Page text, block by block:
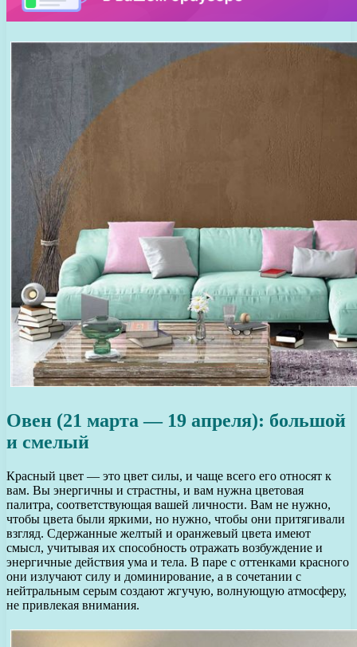
Овен (21 марта — 19 апреля): большой
и смелый
Красный цвет — это цвет силы, и чаще всего его относят к
вам. Вы энергичны и страстны, и вам нужна цветовая
палитра, соответствующая вашей личности. Вам не нужно,
чтобы цвета были яркими, но нужно, чтобы они притягивали
взгляд. Сдержанные желтый и оранжевый цвета имеют
смысл, учитывая их способность отражать возбуждение и
энергичные действия ума и тела. В паре с оттенками красного
они излучают силу и доминирование, а в сочетании с
нейтральным серым создают жгучую, волнующую атмосферу,
не привлекая внимания.